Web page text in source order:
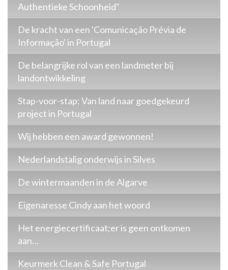
Authentieke Schoonheid"
De kracht van een 'Comunicação Prévia de
Informação' in Portugal
De belangrijke rol van een landmeter bij
landontwikkeling
Stap-voor-stap: Van land naar goedgekeurd
project in Portugal
Wij hebben een award gewonnen!
Nederlandstalig onderwijs in Silves
De wintermaanden in de Algarve
Eigenaresse Cindy aan het woord
Het energiecertificaat;er is geen ontkomen
aan…
Keurmerk Clean & Safe Portugal